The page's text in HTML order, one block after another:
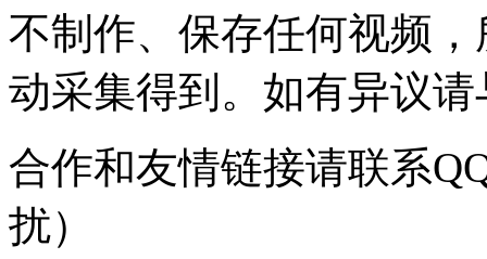
不制作、保存任何视频
动采集得到。如有异议
合作和友情链接请联系
扰）